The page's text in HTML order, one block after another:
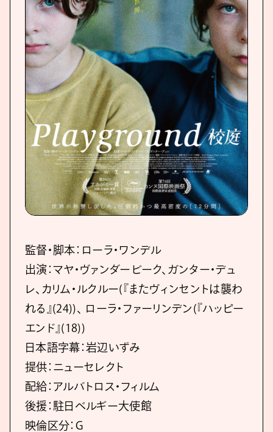
監督・脚本：ローラ・ワンデル
出演：マヤ・ヴァンダービーク、ガンター・デュ
レ、カリム・ルクルー(『またヴィンセントは襲わ
れる』(24))、 ローラ・ファーリンデン(『ハッピー
エンド』(18))
日本語字幕：岩辺いずみ
提供：ニューセレクト
配給：アルバトロス・フィルム
後援：駐日ベルギー大使館
映倫区分：G